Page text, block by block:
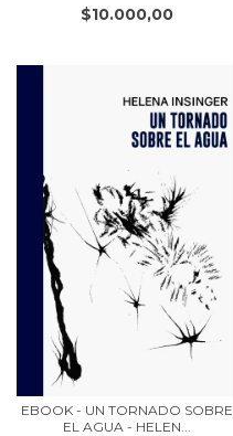
$10.000,00
EBOOK - UN TORNADO SOBRE
EL AGUA - HELEN...